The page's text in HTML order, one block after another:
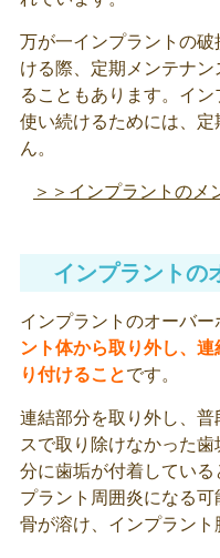
万が一インプラントの
ける際、定期メンテナ
ることもあります。イ
使い続けるためには、
ん。
＞＞インプラントのメ
インプラントの
インプラントのオーバー
ント体から取り外し、
り付けることです。
連結部分を取り外し、
スで取り除けなかった
分に歯垢が付着してい
プラント周囲炎になる
骨が溶け、インプラント